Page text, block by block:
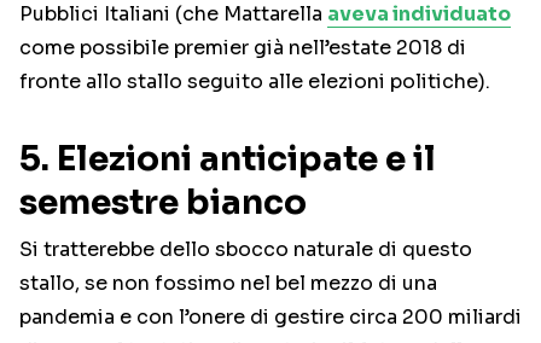
Pubblici Italiani (che Mattarella aveva individuato
come possibile premier già nell’estate 2018 di
fronte allo stallo seguito alle elezioni politiche).
5. Elezioni anticipate e il
semestre bianco
Si tratterebbe dello sbocco naturale di questo
stallo, se non fossimo nel bel mezzo di una
pandemia e con l’onere di gestire circa 200 miliardi